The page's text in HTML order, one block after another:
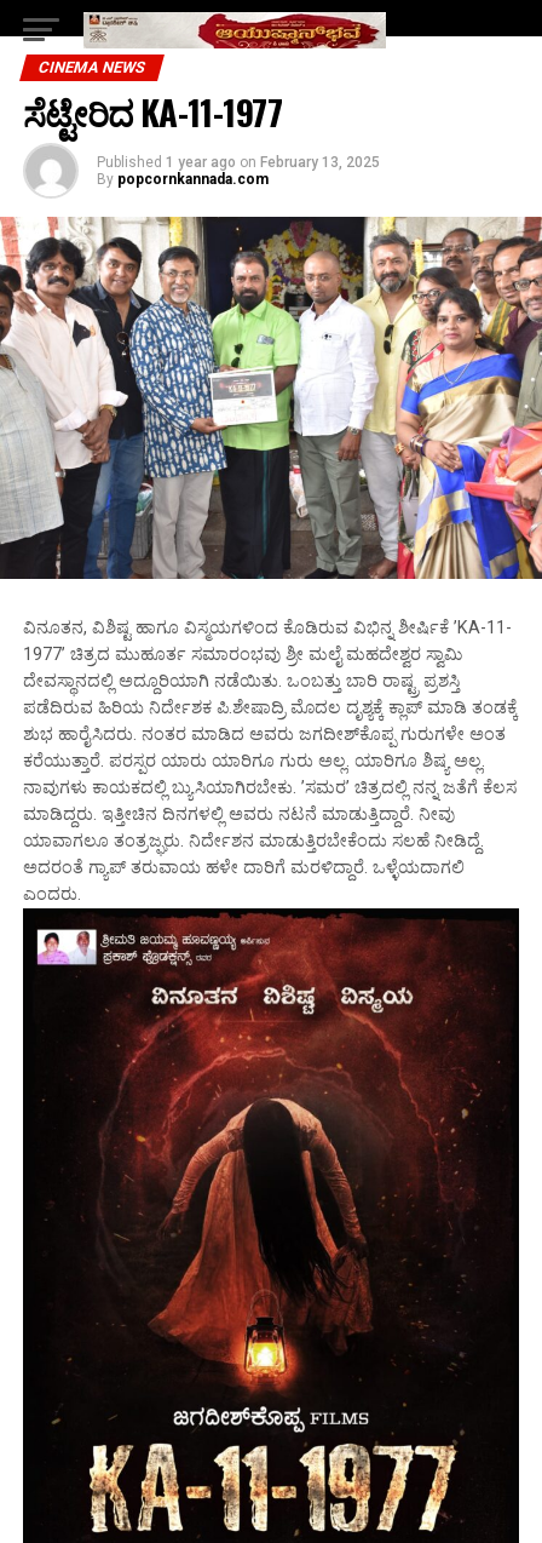
CINEMA NEWS
ಸೆಟ್ಟೇರಿದ KA-11-1977
Published 1 year ago on February 13, 2025
By popcornkannada.com
ವಿನೂತನ, ವಿಶಿಷ್ಟ ಹಾಗೂ ವಿಸ್ಮಯಗಳಿಂದ ಕೊಡಿರುವ ವಿಭಿನ್ನ ಶೀರ್ಷಿಕೆ ’KA-11-
1977’ ಚಿತ್ರದ ಮುಹೂರ್ತ ಸಮಾರಂಭವು ಶ್ರೀ ಮಲೈ ಮಹದೇಶ್ವರ ಸ್ವಾಮಿ
ದೇವಸ್ಥಾನದಲ್ಲಿ ಅದ್ದೂರಿಯಾಗಿ ನಡೆಯಿತು. ಒಂಬತ್ತು ಬಾರಿ ರಾಷ್ಟ್ರ ಪ್ರಶಸ್ತಿ
ಪಡೆದಿರುವ ಹಿರಿಯ ನಿರ್ದೇಶಕ ಪಿ.ಶೇಷಾದ್ರಿ ಮೊದಲ ದೃಶ್ಯಕ್ಕೆ ಕ್ಲಾಪ್ ಮಾಡಿ ತಂಡಕ್ಕೆ
ಶುಭ ಹಾರೈಸಿದರು. ನಂತರ ಮಾಡಿದ ಅವರು ಜಗದೀಶ್‌ಕೊಪ್ಪ ಗುರುಗಳೇ ಅಂತ
ಕರೆಯುತ್ತಾರೆ. ಪರಸ್ಪರ ಯಾರು ಯಾರಿಗೂ ಗುರು ಅಲ್ಲ. ಯಾರಿಗೂ ಶಿಷ್ಯ ಅಲ್ಲ.
ನಾವುಗಳು ಕಾಯಕದಲ್ಲಿ ಬ್ಯುಸಿಯಾಗಿರಬೇಕು. ’ಸಮರ’ ಚಿತ್ರದಲ್ಲಿ ನನ್ನ ಜತೆಗೆ ಕೆಲಸ
ಮಾಡಿದ್ದರು. ಇತ್ತೀಚಿನ ದಿನಗಳಲ್ಲಿ ಅವರು ನಟನೆ ಮಾಡುತ್ತಿದ್ದಾರೆ. ನೀವು
ಯಾವಾಗಲೂ ತಂತ್ರಜ್ಘರು. ನಿರ್ದೇಶನ ಮಾಡುತ್ತಿರಬೇಕೆಂದು ಸಲಹೆ ನೀಡಿದ್ದೆ.
ಅದರಂತೆ ಗ್ಯಾಪ್ ತರುವಾಯ ಹಳೇ ದಾರಿಗೆ ಮರಳಿದ್ದಾರೆ. ಒಳ್ಳೆಯದಾಗಲಿ
ಎಂದರು.